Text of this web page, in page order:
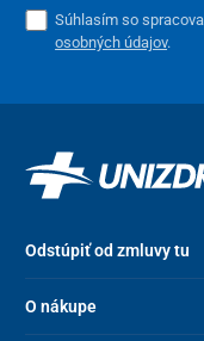
Súhlasím so
osobných údajov.
Odstúpiť od zmluvy tu
O nákupe